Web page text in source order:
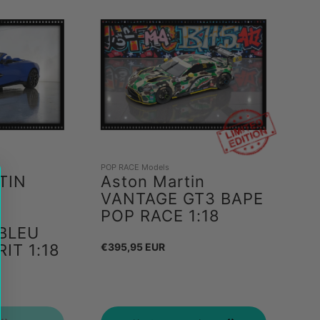
1:18
POP RACE Models
Aston Martin
VANTAGE GT3 BAPE
POP RACE 1:18
Prix
€395,95 EUR